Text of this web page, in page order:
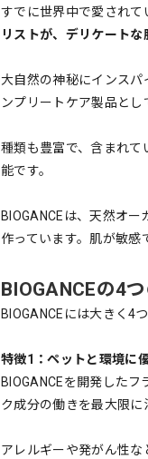
すでに世界中で愛され
リストが、デリケートな
大自然の神秘にインスパ
ンプリートケア製品とし
種類も豊富で、含まれて
能です。
BIOGANCEは、天然オ
作っています。肌が敏感
BIOGANCEの4
BIOGANCEには大きく4
特徴1：ペットと環境に
BIOGANCEを開発した
ク成分の働きを最大限に
アレルギーや発がん性